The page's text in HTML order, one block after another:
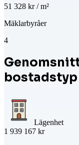
51 328 kr / m²
Mäklarbyråer
4
bostadstyp
Lägenhet
1 939 167 kr